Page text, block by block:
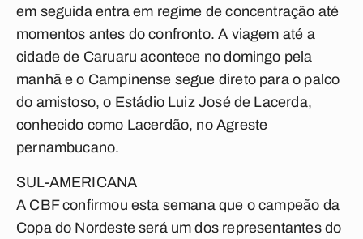
em seguida entra em regime de concentração até
momentos antes do confronto. A viagem até a
cidade de Caruaru acontece no domingo pela
manhã e o Campinense segue direto para o palco
do amistoso, o Estádio Luiz José de Lacerda,
conhecido como Lacerdão, no Agreste
pernambucano.
SUL-AMERICANA
A CBF confirmou esta semana que o campeão da
Copa do Nordeste será um dos representantes do